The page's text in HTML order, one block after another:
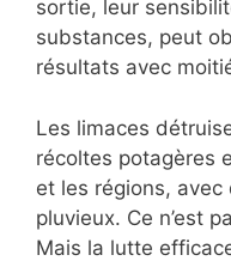
sortie, leur
substances, peut
résultats avec
Les limaces
récoltes potagères
et les régions,
pluvieux. Ce n’est
Mais la lutte